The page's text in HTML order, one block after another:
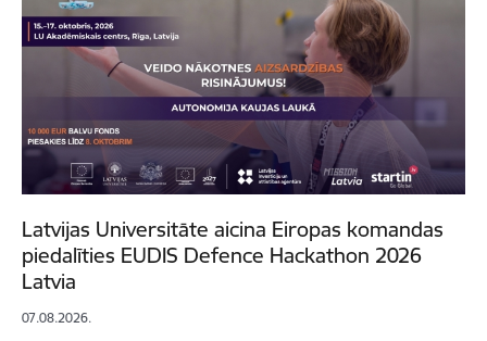
Latvijas Universitāte aicina Eiropas komandas
piedalīties EUDIS Defence Hackathon 2026
Latvia
07.08.2026.